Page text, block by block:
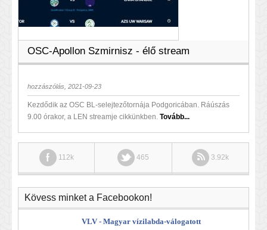
OSC-Apollon Szmirnisz - élő stream
hozzászólás, 2021-09-23
Kezdődik az OSC BL-selejtezőtornája Podgoricában. Ráúszás
9.00 órakor, a LEN streamje cikkünkben. Tovább...
112k 465 3.92k
Kövess minket a Facebookon!
VLV - Magyar vízilabda-válogatott